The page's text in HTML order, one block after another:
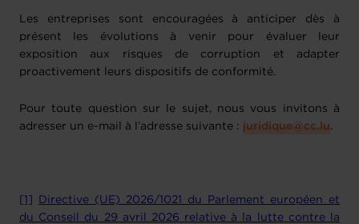
Les entreprises sont encouragées à anticiper dès à
présent les évolutions à venir pour évaluer leur
exposition aux risques de corruption et adapter
proactivement leurs dispositifs de conformité.
Pour toute question sur le sujet, nous vous invitons à
adresser un e-mail à l’adresse suivante : juridique@cc.lu.
[1]
Directive (UE) 2026/1021 du Parlement européen et
du Conseil du 29 avril 2026 relative à la lutte contre la